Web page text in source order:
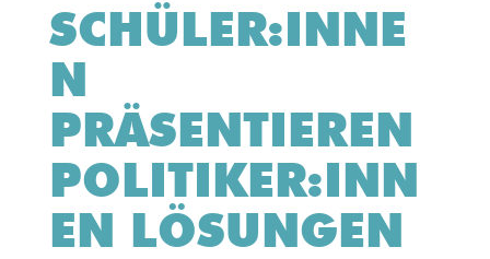
SCHÜLER:INNE
N
PRÄSENTIEREN
POLITIKER:INN
EN LÖSUNGEN